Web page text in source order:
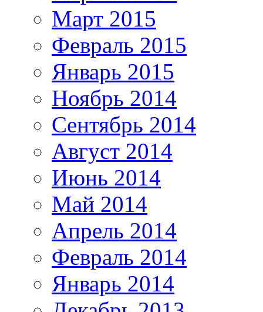
Март 2015
Февраль 2015
Январь 2015
Ноябрь 2014
Сентябрь 2014
Август 2014
Июнь 2014
Май 2014
Апрель 2014
Февраль 2014
Январь 2014